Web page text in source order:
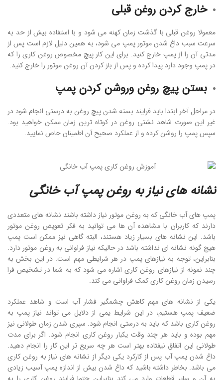
خارج کردن روغن قبلی
معمولا روغن قبلی با گذشت زمان کهنه می شود و با استفاده بیش از حد به
سرعت سبب داغ شدن موتور پمپ می شود، به همین دلیل لازم است پس از
مدتی آن را از پمپ خارج کنید. برای این کار پیچ مخصوص روغن کاری را که
در پمپ وجود دارد پیدا کرده و پس از باز کردن آن روغن موتور را خارج کنید.
بستن پیچ روغن وروشن کردن پمپ
در مراحل آخر ابتدا باید فرایند بسته شدن پیچ روغن به درستی انجام شود در
غیر این صورت شاهد نشتی روغن در کوتاه ترین زمان ممکن خواهید بود.
سپس پمپ را روشن کرده و از عملکرد صحیح آن اطمینان حاص نمایید.
نشانه هاینیازبه روغنپمپآبخانگی
پمپ های آب خانگی که به روغن موتور نیاز داشته باشند نشانه های متعددی
دارند که کاربران با مشاهده آن ها می توانید به فکر تعویض روغن موتور
باشد. این نشانه های بسیار زیاد هستند، البته گاهی نیز ممکن است پمپ
هیچ گونه نشانه ای نداشته باشد در حالیکه نیاز فراوانی به روغن موتور دارد.
بنابراین، توجه به نیازهای پمپ در هر شرایطی مهم است. در این بخش به
چند نمونه از نیازهای روغن کاری اشاره می شود که به شما در تشخیص فرا
رسیدن زمان روغن کاری کمک فراوانی می کند.
یکی از نشانه های مهم کاهش چشمگیر فشار آب است و شاهد عملکرد
ضعیف پمپ هستیم، در این شرایط یمی از دلایل می تواند نیاز پمپ به
روغن کاری باشد که باید به درستی انجام شود. سپری شدن زمان طولانی نیز
مهم بوده و باید هر چند وقت یکبار روغن کاری انجام شود. اگر برای مدت
طولانی این اتفاق نیفتاده بهتر است هر چه سریع تر این کار را انجام دهید.
داغ شدن پمپ آب پس از کارکرد یکی دیگر از نشانه های نیاز به روغن کاری
می باشد. بخاطر داشته باشید که داغ شدن بیش از اندازه پمپ آسیب زیادی